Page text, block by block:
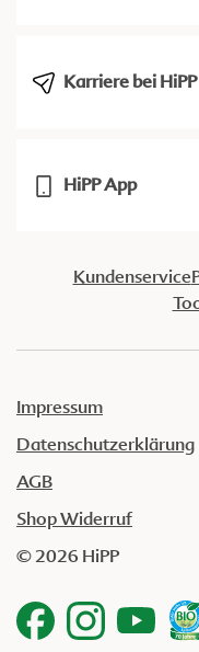
Karriere bei HiPP
HiPP App
Kundenservice
Impressum
Datenschutzerklärung
AGB
Shop Widerruf
© 2026 HiPP